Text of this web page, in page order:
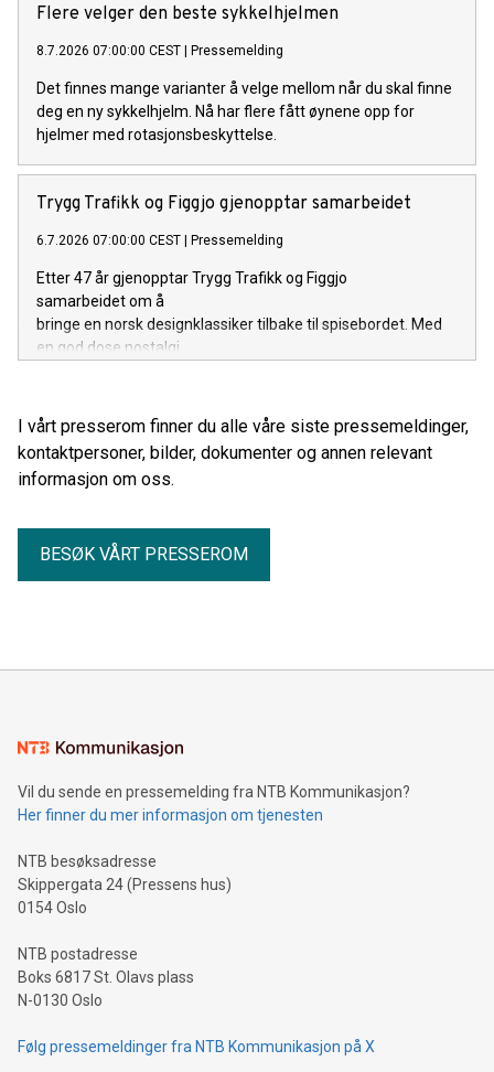
Flere velger den beste sykkelhjelmen
8.7.2026 07:00:00 CEST Pressemelding
Det finnes mange varianter å velge mellom når du skal finne
deg en ny sykkelhjelm. Nå har flere fått øynene opp for
hjelmer med rotasjonsbeskyttelse.
Trygg Trafikk og Figgjo gjenopptar samarbeidet
6.7.2026 07:00:00 CEST Pressemelding
Etter 47 år gjenopptar Trygg Trafikk og Figgjo
samarbeidet om å
bringe en norsk designklassiker tilbake til spisebordet. Med
en god dose nostalgi.
I vårt presserom finner du alle våre siste pressemeldinger,
kontaktpersoner, bilder, dokumenter og annen relevant
informasjon om oss.
BESØK VÅRT PRESSEROM
Vil du sende en pressemelding fra NTB Kommunikasjon?
Her finner du mer informasjon om tjenesten
NTB besøksadresse
Skippergata 24 (Pressens hus)
0154 Oslo
NTB postadresse
Boks 6817 St. Olavs plass
N-0130 Oslo
Følg pressemeldinger fra NTB Kommunikasjon på X